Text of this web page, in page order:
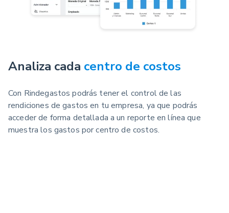
Analiza cada centro de costos
Con Rindegastos podrás tener el control de las
rendiciones de gastos en tu empresa, ya que podrás
acceder de forma detallada a un reporte en línea que
muestra los gastos por centro de costos.